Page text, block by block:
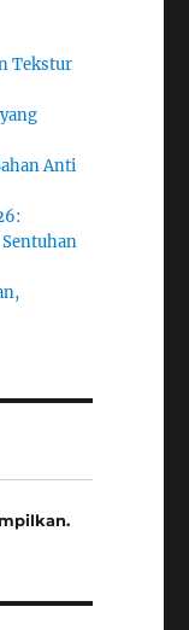
Tekstur
Anti